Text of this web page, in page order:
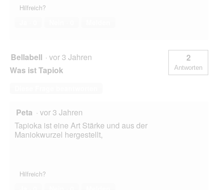
Hilfreich?
Bellabell · vor 3 Jahren
Was ist Tapiok
2
Antworten
Peta · vor 3 Jahren
Tapioka ist eine Art Stärke und aus der
Maniokwurzel hergestellt,
Hilfreich?